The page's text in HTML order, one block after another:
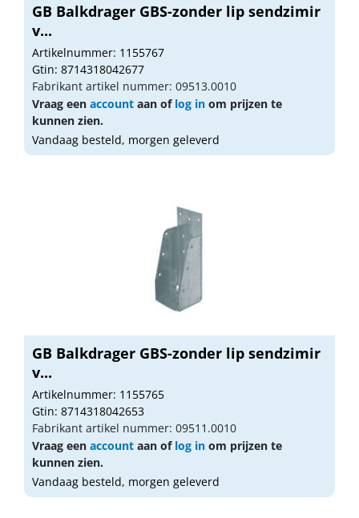
GB Balkdrager GBS-zonder lip sendzimir
v...
Artikelnummer: 1155767
Gtin: 8714318042677
Fabrikant artikel nummer: 09513.0010
Vraag een account aan of log in om prijzen te
kunnen zien.
Vandaag besteld, morgen geleverd
GB Balkdrager GBS-zonder lip sendzimir
v...
Artikelnummer: 1155765
Gtin: 8714318042653
Fabrikant artikel nummer: 09511.0010
Vraag een account aan of log in om prijzen te
kunnen zien.
Vandaag besteld, morgen geleverd